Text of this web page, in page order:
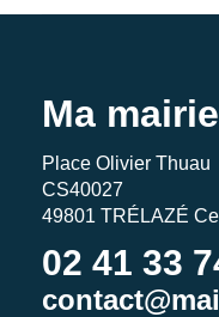
Ma mairie
Place Olivier Thuau
CS40027
49801 TRÉLAZÉ
02 41 33